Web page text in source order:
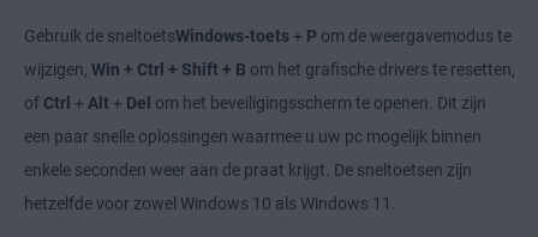
Gebruik de sneltoetsWindows-toets + P om de weergavemodus te
wijzigen, Win + Ctrl + Shift + B om het grafische drivers te resetten,
of Ctrl + Alt + Del om het beveiligingsscherm te openen. Dit zijn
een paar snelle oplossingen waarmee u uw pc mogelijk binnen
enkele seconden weer aan de praat krijgt. De sneltoetsen zijn
hetzelfde voor zowel Windows 10 als Windows 11.